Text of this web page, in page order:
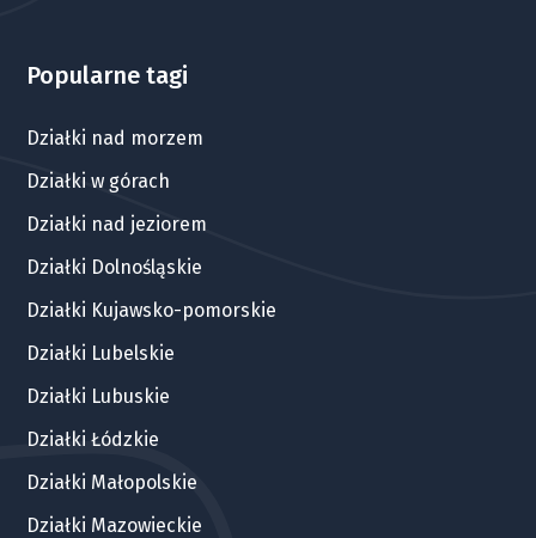
Popularne tagi
Działki nad morzem
Działki w górach
Działki nad jeziorem
Działki Dolnośląskie
Działki Kujawsko-pomorskie
Działki Lubelskie
Działki Lubuskie
Działki Łódzkie
Działki Małopolskie
Działki Mazowieckie